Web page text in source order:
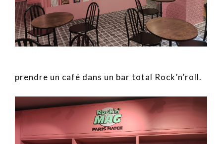
prendre un café dans un bar total Rock’n’roll.